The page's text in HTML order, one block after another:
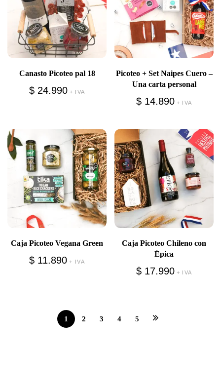
Canasto Picoteo pal 18
$24.990 + IVA
Picoteo + Set Naipes Cuero –
Una carta personal
$14.890 + IVA
Caja Picoteo Vegana Green
$ 11.890 + IVA
Caja Picoteo Chileno con
Épica
$17.990 + IVA
1 2 3 4 5